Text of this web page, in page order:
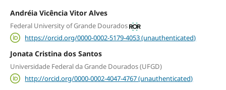
Andréia Vicência Vitor Alves
Federal University of Grande Dourados
https://orcid.org/0000-0002-5179-4053 (unauthenticated)
Jonata Cristina dos Santos
Universidade Federal da Grande Dourados (UFGD)
http://orcid.org/0000-0002-4047-4767 (unauthenticated)